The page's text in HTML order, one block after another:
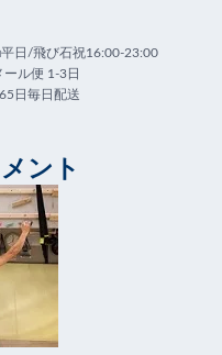
日/飛び石祝16:00-23:00
ル便 1-3日
日毎日配送
ント